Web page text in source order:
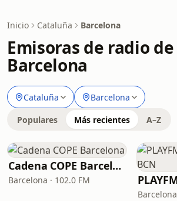
Inicio Cataluña Barcelona
Emisoras de radio de
Barcelona
Cataluña Barcelona
Populares Más recientes A–Z
Cadena COPE Barcelona
Barcelona · 102.0 FM
Barcelona